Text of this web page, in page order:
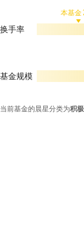
换手率
本基金
基金规模
当前基金的晨星分类为积